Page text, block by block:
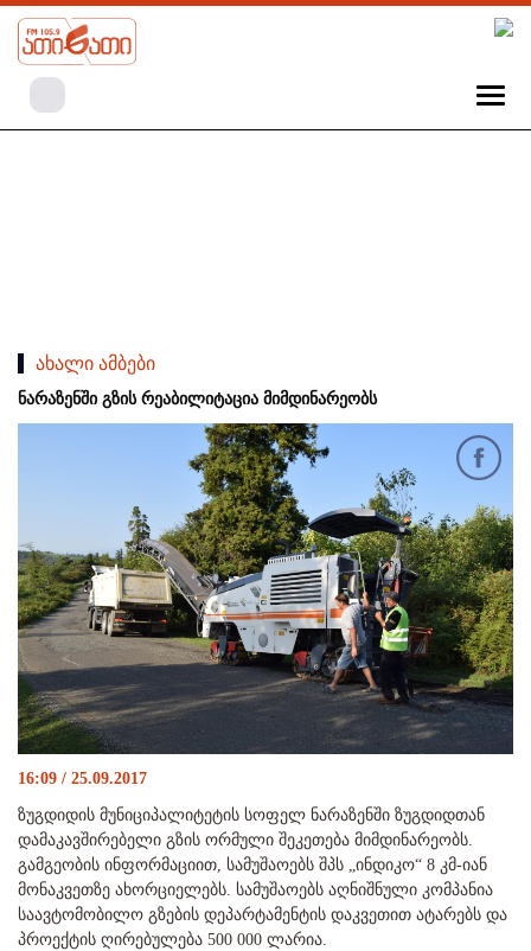
ახალი ამბები
ნარაზენში გზის რეაბილიტაცია მიმდინარეობს
16:09 / 25.09.2017
ზუგდიდის მუნიციპალიტეტის სოფელ ნარაზენში ზუგდიდთან
დამაკავშირებელი გზის ორმული შეკეთება მიმდინარეობს.
გამგეობის ინფორმაციით, სამუშაოებს შპს „ინდიკო“ 8 კმ-იან
მონაკვეთზე ახორციელებს. სამუშაოებს აღნიშნული კომპანია
საავტომობილო გზების დეპარტამენტის დაკვეთით ატარებს და
პროექტის ღირებულება 500 000 ლარია.